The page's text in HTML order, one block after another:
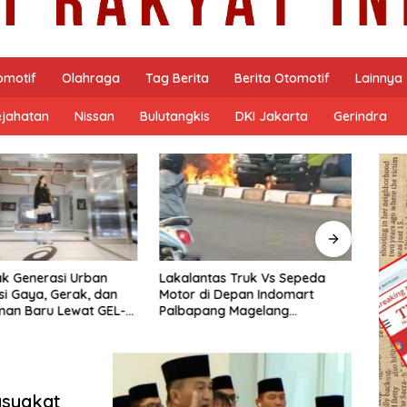
Olahraga Tag Berita Berita Otomotif Lainnya
Nissan Bulutangkis DKI Jakarta Gerindra
Truk Vs Sepeda
Indomart
Magelang
Polisi Berhasil Bekuk Pria Bawa
Seberat 4,46 Gram Sabu di
Kota Magelang.